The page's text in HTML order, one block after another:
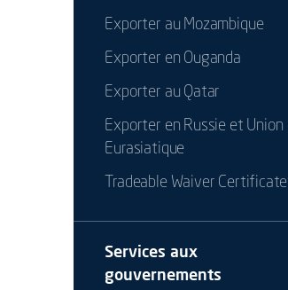
Exporter au Mozambique
Exporter en Ouganda
Exporter au Qatar
Exporter en Russie et Union
Eurasiatique
Tradeable Waiver Certificate
Services aux
gouvernements